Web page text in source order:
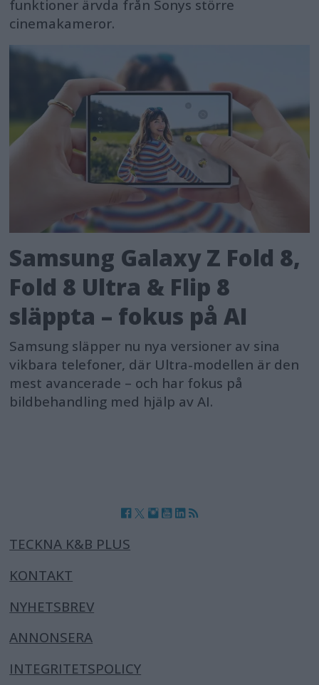
funktioner ärvda från Sonys större
cinemakameror.
Samsung Galaxy Z Fold 8,
Fold 8 Ultra & Flip 8
släppta – fokus på AI
Samsung släpper nu nya versioner av sina
vikbara telefoner, där Ultra-modellen är den
mest avancerade – och har fokus på
bildbehandling med hjälp av AI.
TECKNA K&B PLUS
KONTAKT
NYHETSBREV
ANNONSERA
INTEGRITETSPOLICY